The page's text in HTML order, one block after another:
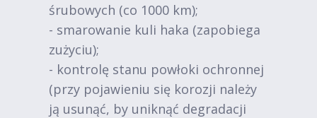
śrubowych (co 1000 km);
- smarowanie kuli haka (zapobiega
zużyciu);
- kontrolę stanu powłoki ochronnej
(przy pojawieniu się korozji należy
ją usunąć, by uniknąć degradacji